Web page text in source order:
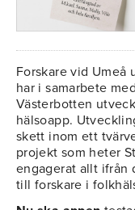
Forskare vid Umeå
har i samarbete
Västerbotten
hälsoapp.
skett inom ett
projekt som heter
engagerat allt ifrån
till forskare i